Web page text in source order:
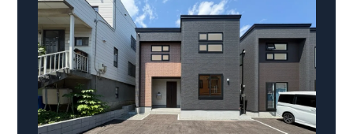
干せます♪ ​ ​ ​​＜設備・仕様＞ ​​■玄関ドア…タグキーやスマート
フォン​アプリで開閉可能仕様です♪
​■玄関収納…便利な全身鏡のついた、コの字収納がございます♪
​​■浴室…浴室暖房換気乾燥機付き！壁面にアクセントカラーを
施したオシャレな浴室空間です♪
​ ​ ​◇アクセス◇ ・小田急小田原線「本厚木」駅までバス３６
東栄ホームサービス株式会社
なら、 ​エアコン・フロアコーティ
ング・カーテンレール・カップボード・TVアンテナ 等もご紹
介可能！
ウェブカタログはこちら→​<各種カタログ｜ブルーミングリフ
ォーム>
□ 構造の安定 (耐風等級2・耐震等級3) □ 劣化の軽減 (劣化対
策等級3) □ 維持管理への配慮 (維持管理対策等級3) □ 空気環
境 (ホルムアルデヒド発散等級3)
ZEH水準の断熱性能
□ 断熱等性能等級5～6 □ 一次エネルギー消費量等級6～8 ​□
第三者評価BELS実施
快適に長く住める住宅
【長期優良住宅】 ■国の定める7つの技術基準をクリア ■税制
優遇あり【東栄セーフティーダンパー標準装備】
■制震ダンパ
ーで振れ幅を大幅に低減、繰り返す地震に強い『耐震+制震』
技術 ■メンテナンスフリー
現地案内予約受付中詳細やご見学など、お気軽にお問合せ下さ
い♪東栄住宅 港南台営業所 TEL:0120-29-1081